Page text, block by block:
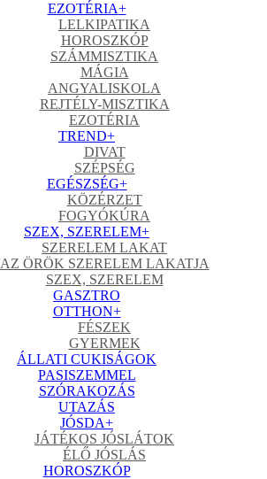
EZOTÉRIA+
LELKIPATIKA
HOROSZKÓP
SZÁMMISZTIKA
MÁGIA
ANGYALISKOLA
REJTÉLY-MISZTIKA
EZOTÉRIA
TREND+
DIVAT
SZÉPSÉG
EGÉSZSÉG+
KÖZÉRZET
FOGYÓKÚRA
SZEX, SZERELEM+
SZERELEM LAKAT
AZ ÖRÖK SZERELEM LAKATJA
SZEX, SZERELEM
GASZTRO
OTTHON+
FÉSZEK
GYERMEK
ÁLLATI CUKISÁGOK
PASISZEMMEL
SZÓRAKOZÁS
UTAZÁS
JÓSDA+
JÁTÉKOS JÓSLÁTOK
ÉLŐ JÓSLÁS
HOROSZKÓP